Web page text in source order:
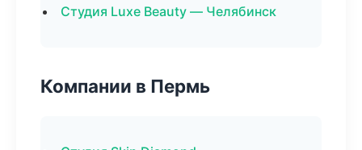
Студия Luxe Beauty — Челябинск
Компании в Пермь